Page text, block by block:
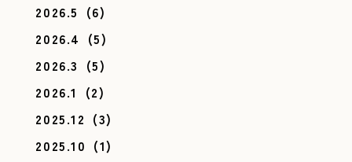
2026.5 (6)
2026.4 (5)
2026.3 (5)
2026.1
(2)
2025.12 (3)
2025.10 (1)